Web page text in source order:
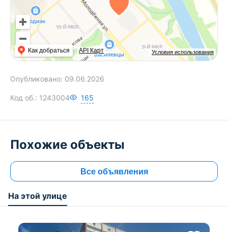
Условия использования
Как добраться API Карт
Опубликовано: 09.06.2026
Код об.: 1243004 165
Похожие объекты
Все объявления
На этой улице